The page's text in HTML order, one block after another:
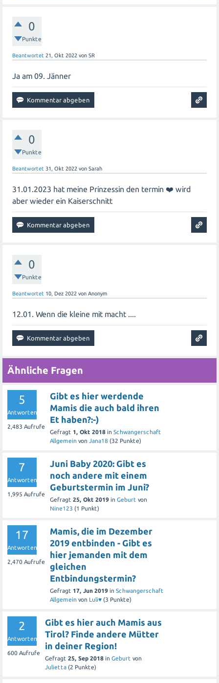
0
Punkte
Beantwortet 21, Okt 2022 von SR
Ja am 09. Jänner
0
Punkte
Beantwortet 31, Okt 2022 von Sarah
31.01.2023 hat meine Prinzessin den termin ❤️ wird
aber wieder ein Kaiserschnitt
0
Punkte
Beantwortet 10, Dez 2022 von Anonym
12.01. Wenn die kleine mit macht ....
Ähnliche Fragen
5
Antworten
2,483 Aufrufe
Gibt es hier werdende
Mamis die auch bald ihren
Et haben?:-)
Gefragt 1, Okt 2018 in Schwangerschaft
Allgemein von Jana18 (32 Punkte)
7
Antworten
1,995 Aufrufe
Juni Baby 2020: Gibt es
noch andere mit einem
Geburtstermin im Juni?
Gefragt 25, Okt 2019 in Geburt von
Nine123 (1 Punkt)
17
Antworten
2,470 Aufrufe
Mamis, die im Dezember
2019 entbinden - Gibt es
hier jemanden mit dem
gleichen
Entbindungstermin?
Gefragt 17, Jun 2019 in Schwangerschaft
Allgemein von Luli♥️ (3 Punkte)
2
Antworten
600 Aufrufe
Gibt es hier auch Mamis aus
Tirol? Finde andere Mütter
in deiner Region!
Gefragt 25, Sep 2018 in Geburt von
Julietta (2 Punkte)